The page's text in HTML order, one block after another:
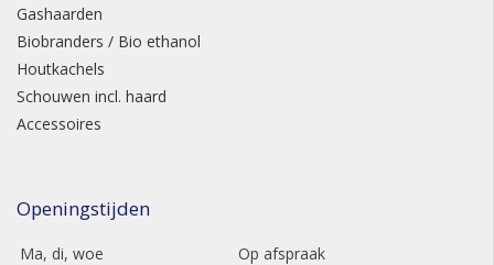
Gashaarden
Biobranders / Bio ethanol
Houtkachels
Schouwen incl. haard
Accessoires
Openingstijden
Ma, di, woe
Op afspraak